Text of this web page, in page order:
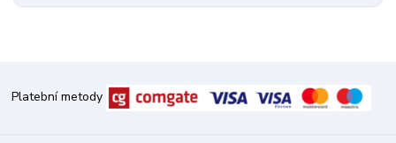
Platební metody